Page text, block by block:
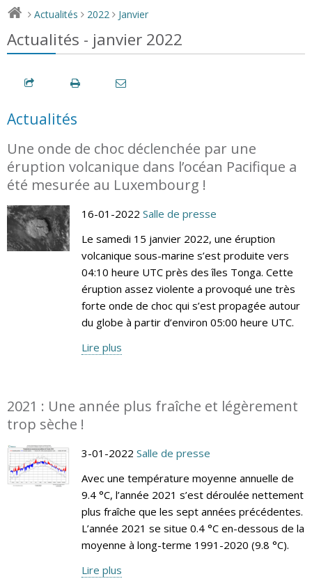
> Actualités > 2022 > Janvier
Actualités - janvier 2022
Actualités
Une onde de choc déclenchée par une
éruption volcanique dans l’océan Pacifique a
été mesurée au Luxembourg !
16-01-2022 Salle de presse
Le samedi 15 janvier 2022, une éruption
volcanique sous-marine s’est produite vers
04:10 heure UTC près des îles Tonga. Cette
éruption assez violente a provoqué une très
forte onde de choc qui s’est propagée autour
du globe à partir d’environ 05:00 heure UTC.
Lire plus
2021 : Une année plus fraîche et légèrement
trop sèche !
3-01-2022 Salle de presse
Avec une température moyenne annuelle de
9.4 °C, l’année 2021 s’est déroulée nettement
plus fraîche que les sept années précédentes.
L’année 2021 se situe 0.4 °C en-dessous de la
moyenne à long-terme 1991-2020 (9.8 °C).
Lire plus